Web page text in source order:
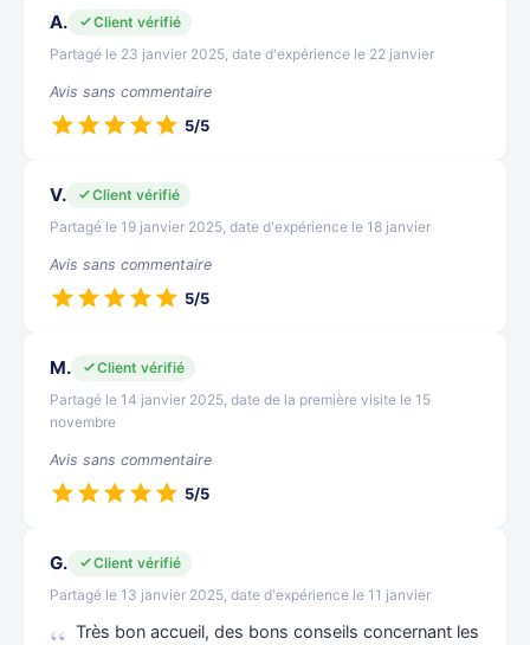
A.
Client vérifié
Partagé le 23 janvier 2025, date d'expérience le 22 janvier
Avis sans commentaire
5/5
V.
Client vérifié
Partagé le 19 janvier 2025, date d'expérience le 18 janvier
Avis sans commentaire
5/5
M.
Client vérifié
Partagé le 14 janvier 2025, date de la première visite le 15
novembre
Avis sans commentaire
5/5
G.
Client vérifié
Partagé le 13 janvier 2025, date d'expérience le 11 janvier
Très bon accueil, des bons conseils concernant les